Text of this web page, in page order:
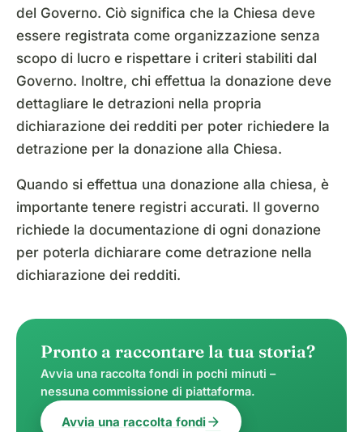
del Governo. Ciò significa che la Chiesa deve
essere registrata come organizzazione senza
scopo di lucro e rispettare i criteri stabiliti dal
Governo. Inoltre, chi effettua la donazione deve
dettagliare le detrazioni nella propria
dichiarazione dei redditi per poter richiedere la
detrazione per la donazione alla Chiesa.
Quando si effettua una donazione alla chiesa, è
importante tenere registri accurati. Il governo
richiede la documentazione di ogni donazione
per poterla dichiarare come detrazione nella
dichiarazione dei redditi.
Pronto a raccontare la tua storia?
Avvia una raccolta fondi in pochi minuti –
nessuna commissione di piattaforma.
Avvia una raccolta fondiarrow_forward